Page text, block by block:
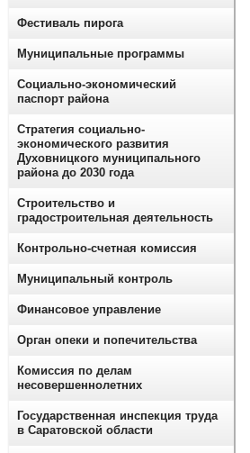
Фестиваль пирога
Муниципальные программы
Социально-экономический
паспорт района
Стратегия социально-
экономического развития
Духовницкого муниципального
района до 2030 года
Строительство и
градостроительная деятельность
Контрольно-счетная комиссия
Муниципальный контроль
Финансовое управление
Орган опеки и попечительства
Комиссия по делам
несовершеннолетних
Государственная инспекция труда
в Саратовской области